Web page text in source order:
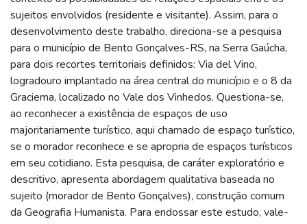
sujeitos envolvidos (residente e visitante). Assim, para o
desenvolvimento deste trabalho, direciona-se a pesquisa
para o município de Bento Gonçalves-RS, na Serra Gaúcha,
para dois recortes territoriais definidos: Via del Vino,
logradouro implantado na área central do município e o 8 da
Graciema, localizado no Vale dos Vinhedos. Questiona-se,
ao reconhecer a existência de espaços de uso
majoritariamente turístico, aqui chamado de espaço turístico,
se o morador reconhece e se apropria de espaços turísticos
em seu cotidiano. Esta pesquisa, de caráter exploratório e
descritivo, apresenta abordagem qualitativa baseada no
sujeito (morador de Bento Gonçalves), construção comum
da Geografia Humanista. Para endossar este estudo, vale-